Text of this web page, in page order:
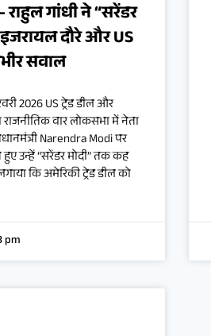
राहुल गांधी ने “सरेंडर
दौरे और US
सवाल
2026 US ट्रेड डील और
वार लोकसभा में नेता
Narendra Modi पर
उन्हें “सरेंडर मोदी” तक कह
कि अमेरिकी ट्रेड डील को
pm